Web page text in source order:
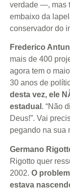
verdade —, mas
embaixo da
conservador do
Frederico
mais de 400
agora tem o
30 anos de
desta vez, ele
estadual . “Não
Deus!”. Vai
pegando na sua
Germano
Rigotto quer
2002. O
estava